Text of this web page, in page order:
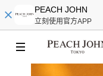
PEACH JOHN
立刻使用官方APP